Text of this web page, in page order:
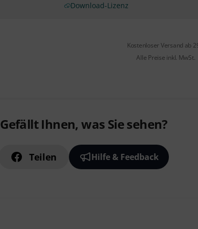
Download-Lizenz
Kostenloser Versand ab
Alle Preise inkl. MwSt.
Gefällt Ihnen, was Sie sehen?
Teilen Hilfe & Feedback